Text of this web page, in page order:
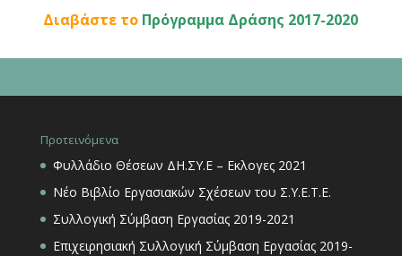
Διαβάστε το Πρόγραμμα Δράσης 2017-2020
Προτεινόμενα
Φυλλάδιο Θέσεων ΔΗ.ΣΥ.Ε – Εκλογες 2021
Νέο Βιβλίο Εργασιακών Σχέσεων του Σ.Υ.Ε.Τ.Ε.
Συλλογική Σύμβαση Εργασίας 2019-2021
Επιχειρησιακή Συλλογική Σύμβαση Εργασίας 2019-